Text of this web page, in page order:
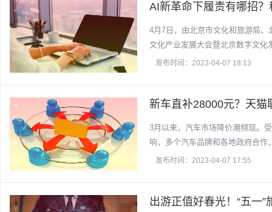
AI新革命下履责有哪招
4月7日，由北京市文化和旅游局
文化产业发展大会暨北京数字文化
发布时间：2023-04-07 18:13
新车直补28000元？天猫
3月以来，汽车市场降价潮频现。
响，多个汽车品牌和各地政府合
发布时间：2023-04-07 17:55
出游正值好春光！“五一”